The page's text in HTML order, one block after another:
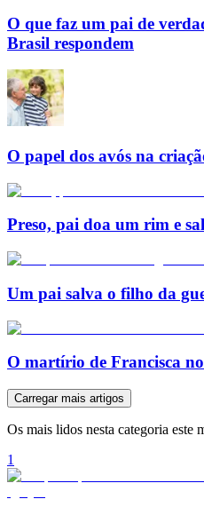
O que faz um pai de
Brasil respondem
O papel dos avós na
Preso, pai doa um rim e
Um pai salva o filho da
O martírio de Francisca
Carregar mais artigos
Os mais lidos nesta categoria este
1